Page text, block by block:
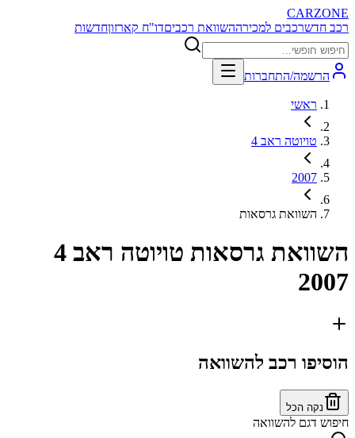
CARZONE
רכב חדשרכבים למכירההשוואת רכביםדו"ח קארזוןחדשות
הרשמה/התחברות
ראשי
טויוטה ראב 4
2007
השוואת גרסאות
השוואת גרסאות
טויוטה ראב 4
2007
הוסיפו רכב להשוואה
נקה הכל
חיפוש דגם להשוואה